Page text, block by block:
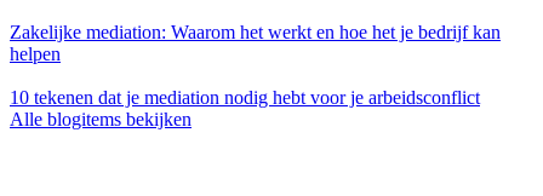
Zakelijke mediation: Waarom het werkt en hoe het je bedrijf kan
helpen
10 tekenen dat je mediation nodig hebt voor je arbeidsconflict
Alle blogitems bekijken